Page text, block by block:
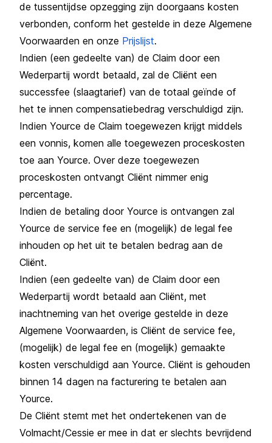
de tussentijdse opzegging zijn doorgaans kosten
verbonden, conform het gestelde in deze Algemene
Voorwaarden en onze Prijslijst.
Indien (een gedeelte van) de Claim door een
Wederpartij wordt betaald, zal de Cliënt een
successfee (slaagtarief) van de totaal geïnde of
het te innen compensatiebedrag verschuldigd zijn.
Indien Yource de Claim toegewezen krijgt middels
een vonnis, komen alle toegewezen proceskosten
toe aan Yource. Over deze toegewezen
proceskosten ontvangt Cliënt nimmer enig
percentage.
Indien de betaling door Yource is ontvangen zal
Yource de service fee en (mogelijk) de legal fee
inhouden op het uit te betalen bedrag aan de
Cliënt.
Indien (een gedeelte van) de Claim door een
Wederpartij wordt betaald aan Cliënt, met
inachtneming van het overige gestelde in deze
Algemene Voorwaarden, is Cliënt de service fee,
(mogelijk) de legal fee en (mogelijk) gemaakte
kosten verschuldigd aan Yource. Cliënt is gehouden
binnen 14 dagen na facturering te betalen aan
Yource.
De Cliënt stemt met het ondertekenen van de
Volmacht/Cessie er mee in dat er slechts bevrijdend